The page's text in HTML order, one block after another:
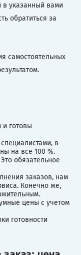
в указанный вами
обратиться за
самостоятельных
готовы
в
на все 100 %.
обязательное
заказов, нам
Конечно же,
цены с учетом
готовности